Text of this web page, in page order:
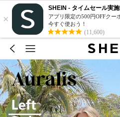
×
SHEIN - タイムセール実
アプリ限定の500円OFFクー
今すぐ使おう！
(11,600)